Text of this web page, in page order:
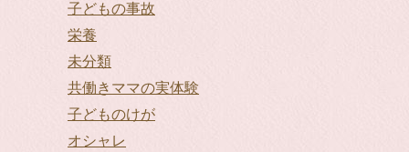
子どもの事故
栄養
未分類
共働きママの実体験
子どものけが
オシャレ